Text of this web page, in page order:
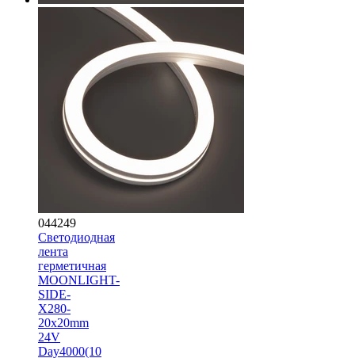
044249
Светодиодная
лента
герметичная
MOONLIGHT-
SIDE-
X280-
20x20mm
24V
Day4000(10